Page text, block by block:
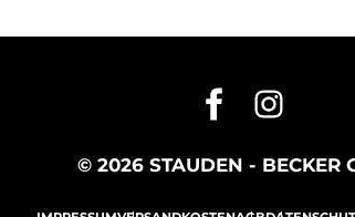
© 2026 STAUDEN - BECKER